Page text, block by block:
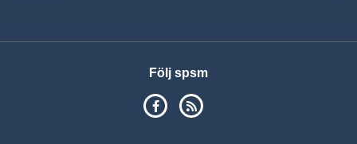
Följ spsm
SPSM på Facebook